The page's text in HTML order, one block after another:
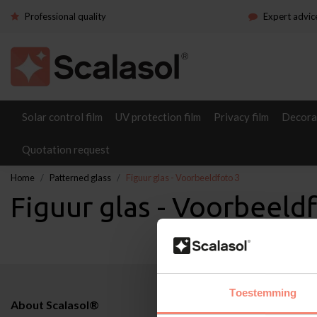
Toestemming
Professional quality Expert
Solar control film UV protection film Privacy film
Quotation request
Home Patterned glass Figuur glas - Voorbeeldfoto 3
Figuur glas -
About Scalasol®